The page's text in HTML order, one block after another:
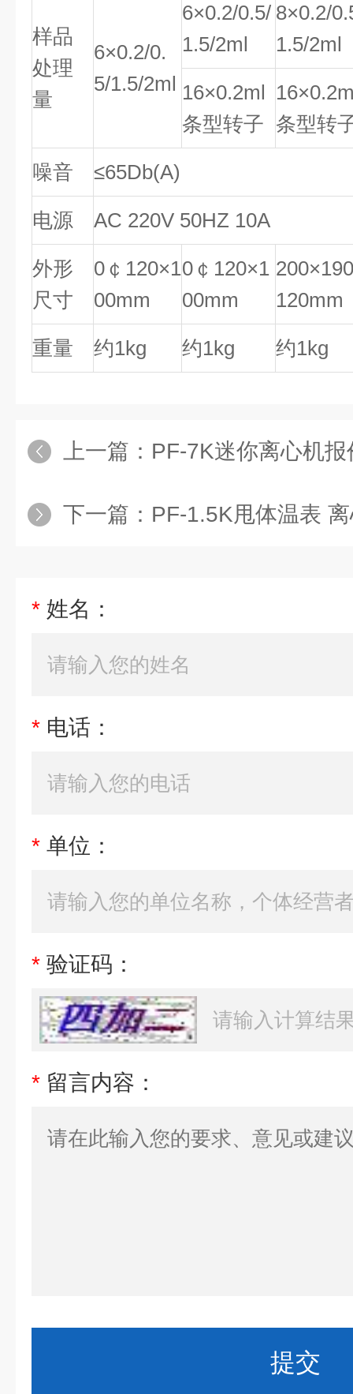
样品
处理
量
6×0.2/0.
5/1.5/2ml
6×0.2/0.5/
1.5/2ml
8×0.2/
1.5/2ml
16×0.2ml
条型转子 条型转
噪音 ≤65Db(A)
电源 AC 220V 50HZ 10A
外形
尺寸
0￠120×1
00mm
0￠120×1
00mm
120mm
重量 约1kg 约1kg 约1kg
上一篇： PF-7K迷你离心机
下一篇： PF-1.5K甩体温表
* 姓名：
* 电话：
* 单位：
* 验证码：
* 留言内容：